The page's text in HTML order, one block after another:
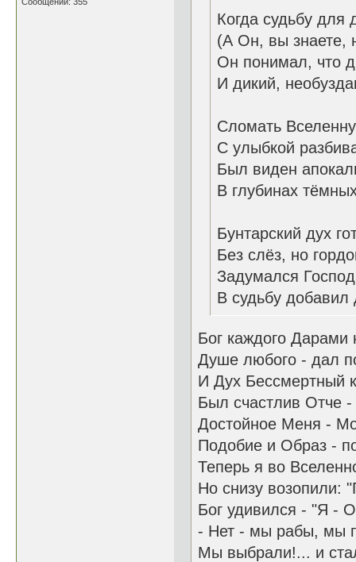
Когда судьбу для
(А Он, вы знаете,
Он понимал, что
И дикий,
Сломать
С улыбкой
Был виден
В глубинах
Бунтарский дух
Без слёз, но
Задумался
В судьбу добавил
Бог каждого Дарами
Душе любого - дал
И Дух Бессмертный
Был счастлив Отче -
Достойное Меня -
Подобие и Образ -
Теперь я во
Но снизу возопили:
Бог удивился - "Я -
- Нет - мы рабы, мы
Мы выбрали!... и